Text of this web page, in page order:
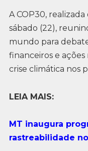
A COP30,
sábado (22),
mundo para
financeiros e ações
crise climática nos
LEIA MAIS:
MT inaugura
rastreabilidade